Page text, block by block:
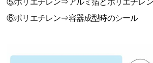
⑤ポリエチレン⇒アルミ箔とポリエチレ
⑥ポリエチレン⇒容器成型時のシール